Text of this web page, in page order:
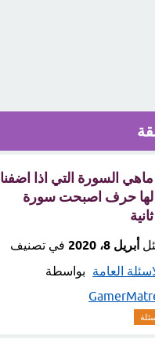
ماهي السورة التي اذا اضفنا
لها حرف اصبحت سورة
ثانية
أبريل 8، 2020
في تصنيف
العامة
بواسطة